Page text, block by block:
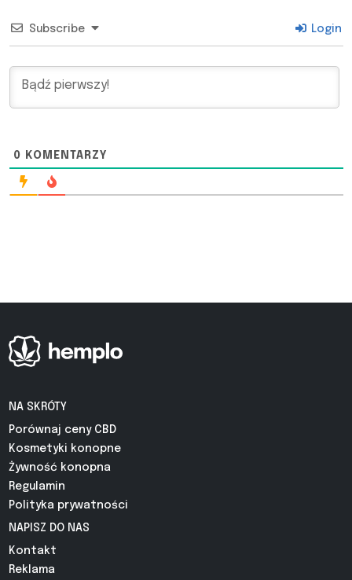
Subscribe Login
0 KOMENTARZY
NA SKRÓTY
Porównaj ceny CBD
Kosmetyki konopne
Żywność konopna
Regulamin
Polityka prywatności
NAPISZ DO NAS
Kontakt
Reklama